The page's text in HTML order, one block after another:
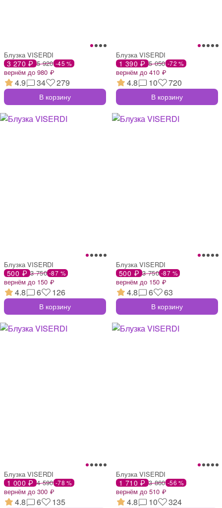
Блузка VISERDI
3 270 ₽ 5 920 -45 %
вернём до 980 ₽
4.9 34 279
В корзину
Блузка VISERDI
1 390 ₽ 5 050 -72 %
вернём до 410 ₽
4.8 10 720
В корзину
Блузка VISERDI
500 ₽ 3 750 -87 %
вернём до 150 ₽
4.8 6 126
В корзину
Блузка VISERDI
500 ₽ 3 750 -87 %
вернём до 150 ₽
4.8 6 63
В корзину
Блузка VISERDI
1 000 ₽ 4 590 -78 %
вернём до 300 ₽
4.8 6 135
Блузка VISERDI
1 710 ₽ 3 860 -56 %
вернём до 510 ₽
4.8 10 324